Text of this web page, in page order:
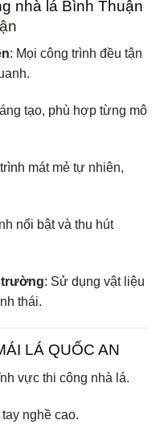
nhà lá Bình Thuận
: Mọi công trình đều tận
tạo, phù hợp từng mô
mát mẻ tự nhiên,
nổi bật và thu hút
trường: Sử dụng vật liệu
thái.
LÁ QUỐC AN
vực thi công nhà lá.
tay nghề cao.